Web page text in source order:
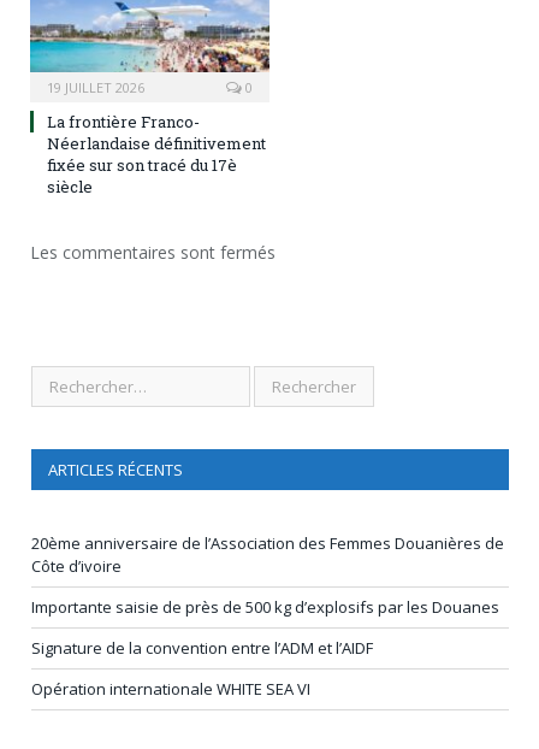
19 JUILLET 2026 0
La frontière Franco-
Néerlandaise définitivement
fixée sur son tracé du 17è
siècle
Les commentaires sont fermés
ARTICLES RÉCENTS
20ème anniversaire de l’Association des Femmes Douanières de
Côte d’ivoire
Importante saisie de près de 500 kg d’explosifs par les Douanes
Signature de la convention entre l’ADM et l’AIDF
Opération internationale WHITE SEA VI